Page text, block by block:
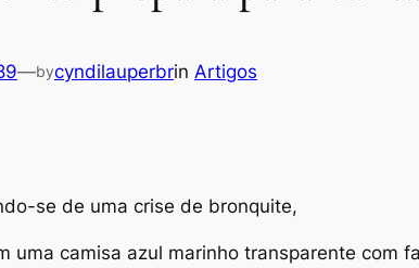
—bycyndilauperbrin Artigos
se de uma crise de bronquite,
uma camisa azul marinho transparente com